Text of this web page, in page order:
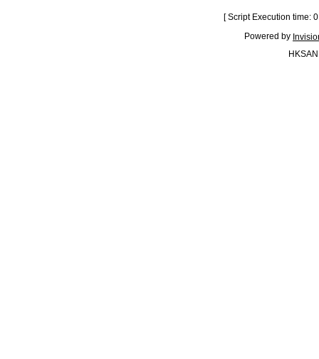
[ Script Execution time:
Powered by